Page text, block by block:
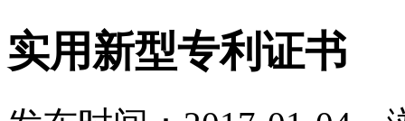
实用新型专利证书